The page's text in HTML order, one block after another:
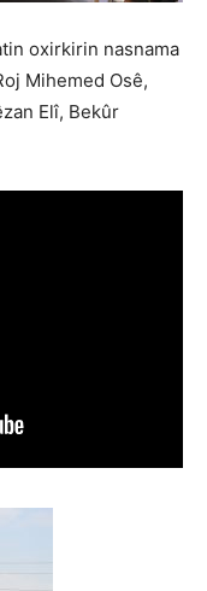
oxirkirin nasnama
Mihemed Osê,
Elî, Bekûr